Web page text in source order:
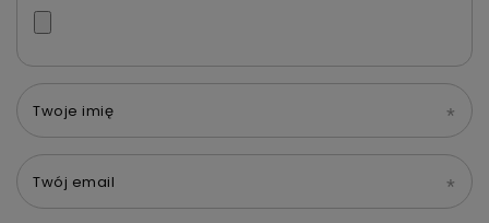
Twoje imię
Twój email